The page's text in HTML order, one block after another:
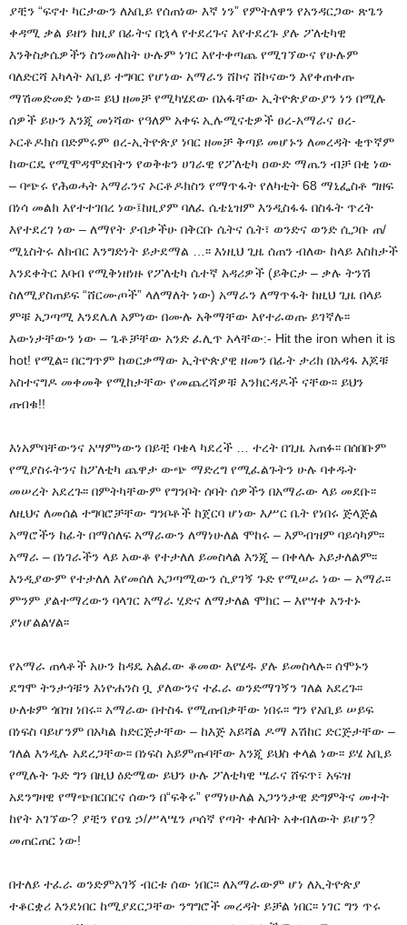
ያቺን “ፍኖተ ካርታውን ለአቢይ የሰጠነው እኛ ነን” የምትለዋን የአንዳርጋው ጽጌን
ቀዳሚ ቃል ይዘን ከዚያ በፊትና በኋላ የተደረጉና እየተደረጉ ያሉ ፖለቲካዊ
እንቅስቃሴዎችን ስንመለከት ሁሉም ነገር እየተቀጣጨ የሚገኘውና የሁሉም
ባለድርሻ አካላት አቢይ ተግባር የሆነው አማራን ሸኮና ሸኮናውን እየቀጠቀጡ
ማሽመድመድ ነው፡፡ ይህ ዘመቻ የሚካሄደው በአፋቸው ኢትዮጵያውያን ነን በሚሉ
ሰዎች ይሁን እንጂ መነሻው የዓለም አቀፍ ኢሉሚናቲዎች ፀረ-አማራና ፀረ-
ኦርቶዶክስ በድምሩም ፀረ-ኢትዮጵያ ነባር ዘመቻ ቅጣይ መሆኑን ለመረዳት ቂጥኛም
ከውርዴ የሚሞዳሞድበትን የወቅቱን ሀገራዊ የፖለቲካ ዐውድ ማጤን ብቻ በቂ ነው
– ባጭሩ የሕወሓት አማራንና ኦርቶዶክስን የማጥፋት የለካቲት 68 ማኒፌስቶ ግዘፍ
በነሳ መልክ እየተተገበረ ነው፤ከዚያም ባለፈ ሴቴኒዝም እንዲስፋፋ በስፋት ጥረት
እየተደረገ ነው – ለማየት ያብቃችሁ በቅርቡ ሴትና ሴት፣ ወንድና ወንድ ሲጋቡ ጠ/
ሚኒስትሩ ለክብር እንግድነት ይታደማል …፡፡ እነዚህ ጊዜ ሰጠን ብለው ከላይ እስከታች
እንደቀትር እባብ የሚቅነዘነዙ የፖለቲካ ሴተኛ አዳሪዎች (ይቅርታ – ቃሉ ትንሽ
ስለሚያስጠይፍ “ሸርሙጦች” ላለማለት ነው) አማራን ለማጥፋት ከዚህ ጊዜ በላይ
ምቹ አጋጣሚ እንደሌለ አምነው በሙሉ አቅማቸው እየተራወጡ ይገኛሉ፡፡
እውነታቸውን ነው – ጌቶቻቸው አንድ ፈሊጥ አላቸው:- Hit the iron when it is
hot! የሚል፡፡ በርግጥም ከወርቃማው ኢትዮጵያዊ ዘመን በፊት ታሪክ በአዳፋ እጆቹ
አስተናግዶ መቀመቅ የሚከታቸው የመጨረሻዎቹ እንክርዳዶች ናቸው፡፡ ይህን
ጠብቁ!!
እነአምባቸውንና አሣምነውን በይቺ ባቄላ ካደረች … ተረት በጊዜ አጠፉ፡፡ በሰበቡም
የሚያስሩትንና ከፖለቲካ ጨዋታ ውጭ ማድረግ የሚፈልጉትን ሁሉ ባቀዱት
መሠረት አደረጉ፡፡ በምትካቸውም የግንቦት ሰባት ሰዎችን በአማራው ላይ መደቡ፡፡
ለዚህና ለመሰል ተግባሮቻቸው ግንቦቶች ከጀርባ ሆነው እሥር ቤት የነበሩ ጅላጅል
አማሮችን ከፊት በማሰለፍ አማራውን ለማነሁለል ሞከሩ – እምብዝም ባይሳካም፡፡
አማራ – በነገራችን ላይ አውቆ የተታለለ ይመስላል እንጂ – በቀላሉ አይታለልም፡፡
እንዲያውም የተታለለ እየመሰለ አጋጣሚውን ሲያገኝ ጉድ የሚሠራ ነው – አማራ፡፡
ምንም ያልተማረውን ባላገር አማራ ሂድና ለማታለል ሞክር – እየሣቀ አንተኑ
ያነሆልልሃል፡፡
የአማራ ጠላቶች አሁን ከዳዴ አልፈው ቆመው እየሄዱ ያሉ ይመስላሉ፡፡ ሰሞኑን
ደግሞ ትንታጎቹን እነዮሐንስ ቧ ያለውንና ተፈራ ወንድማገኝን ገለል አደረጉ፡፡
ሁለቱም ጎበዝ ነበሩ፡፡ አማራው በተስፋ የሚጠብቃቸው ነበሩ፡፡ ግን የአቢይ ሠይፍ
በነፍስ ባይሆንም በአካል ከድርጅታቸው – ከእጅ አይሻል ዶማ አሽከር ድርጅታቸው –
ገለል እንዲሉ አደረጋቸው፡፡ በነፍስ አይምጡባቸው እንጂ ይህስ ቀላል ነው፡፡ ይሄ አቢይ
የሚሉት ጉድ ግን በዚህ ዕድሜው ይህን ሁሉ ፖለቲካዊ ሤራና ሸፍጥ፣ አፍዝ
አደንግዛዊ የማጭበርበርና ሰውን በ“ፍቅሩ” የማነሁለል አጋንንታዊ ድግምትና መተት
ከየት አገኘው? ያቺን የዐፄ ኃ/ሥላሤን ጦሰኛ የጣት ቀለበት አቀብለውት ይሆን?
መጠርጠር ነው!
በተለይ ተፈራ ወንድምአገኝ ብርቱ ሰው ነበር፡፡ ለአማራውም ሆነ ለኢትዮጵያ
ተቆርቋሪ እንደነበር ከሚያደርጋቸው ንግግሮች መረዳት ይቻል ነበር፡፡ ነገር ግን ጥሩ